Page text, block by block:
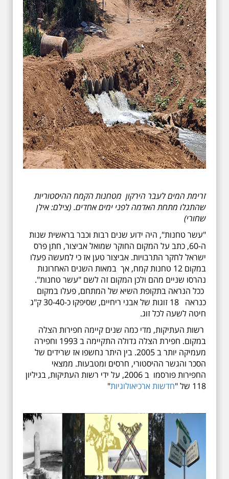
זרימת המים לעבר הירקון מטחנות הקמח ההיסטוריות
שהתגלו מתחת האדמה לפני ימים אחדים. (צילם: אילן
שחורי)
"עשר טחנות", היה ידוע שנים רבות וכבר בראשית שנות
ה-60, כתב על המקום החוקר שמואל אביצור, חתן פרס
ישראל לחקר התרבויות. אביצור טען אז כי למעשה פעלו
במקום 12 טחנות קמח, אך במאות השנים האחרונות
נהרסו שניים מהם ולכן המקום זה לשם "עשר טחנות".
ככל הנראה בתקופת השיא של המתחם, פעלו במקום
כנראה 18 זוגות של אבני ריחיים, שסיפקו כ-30-40 ק"ג
חיטה לשעה לכל זוג.
רשות העתיקות, מדי כמה שנים קיימה חפירות הצלה
במקום. חפירת הצלה גדולה התקיימה ב 1993 וחפירה
מעמיקה יותר ב 2005. בין היתר נחשפו אז שרידים של
הסכר והגשר ההיסטורי, חרסים ומטבעות. ממצאי
החפירות פורסמו ב 2006, על ידי רשות העתיקות, בגיליון
118 של "
חדשות ארכיאולוגיות"